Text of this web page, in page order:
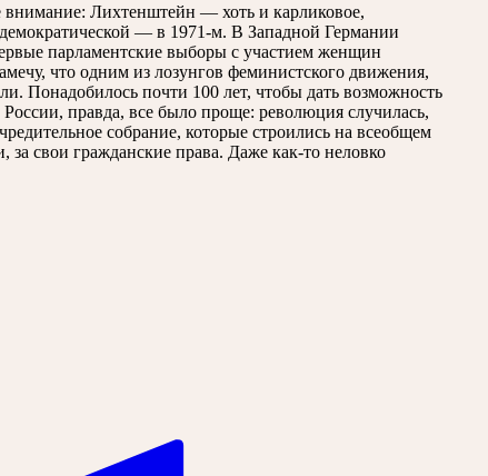
Лихтенштейн — хоть и карликовое,
— в 1971-м. В Западной Германии
парламентские выборы с участием женщин
что одним из лозунгов феминистского движения,
Понадобилось почти 100 лет, чтобы дать возможность
правда, все было проще: революция случилась,
собрание, которые строились на всеобщем
свои гражданские права. Даже как-то неловко